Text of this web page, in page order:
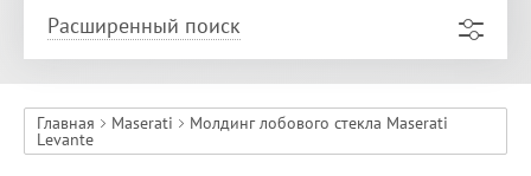
Расширенный поиск
Главная Maserati Молдинг лобового стекла Maserati
Levante